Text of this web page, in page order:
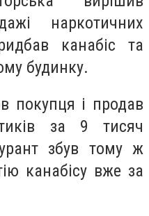
наркотичних
канабіс та
будинку.
покупця і продав
за 9 тисяч
збув тому ж
канабісу вже за